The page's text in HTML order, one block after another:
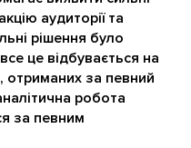
аудиторії та
рішення було
це відбувається на
отриманих за певний
робота
за певним